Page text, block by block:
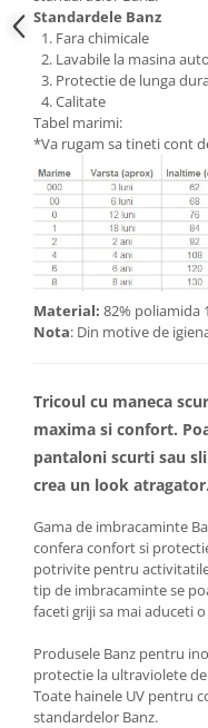
Standardele Banz
Fara chimicale
Lavabile la masina
Protectie de lunga
Calitate
Tabel marimi:
*Va rugam sa tineti cont
Material: 82% poliamida
Nota: Din motive de
Tricoul cu maneca
maxima si confort.
pantaloni scurti sau
crea un look atragator.
Gama de imbracaminte
confera confort si
potrivite pentru
tip de imbracaminte se
faceti griji sa mai aduceti
Produsele Banz pentru
protectie la ultraviolete de
Toate hainele UV pentru
standardelor Banz.